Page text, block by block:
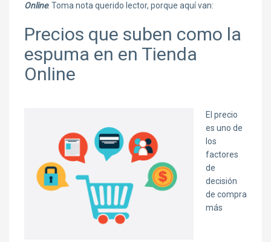
Online. Toma nota querido lector, porque aquí van:
Precios que suben como la
espuma en en Tienda
Online
El precio
es uno de
los
factores
de
decisión
de compra
más